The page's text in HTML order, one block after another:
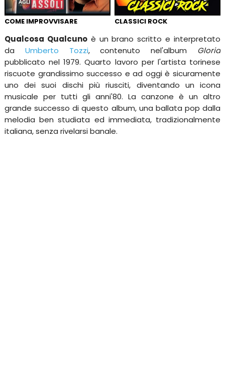
COME IMPROVVISARE CLASSICI ROCK
Qualcosa Qualcunoè un brano scritto e interpretato
da Umberto Tozzi, contenuto nel'album Gloria
pubblicato nel 1979. Quarto lavoro per l'artista torinese
riscuote grandissimo successo e ad oggi è sicuramente
uno dei suoi dischi più riusciti, diventando un icona
musicale per tutti gli anni'80. La canzone è un altro
grande successo di questo album, una ballata pop dalla
melodia ben studiata ed immediata, tradizionalmente
italiana, senza rivelarsi banale.